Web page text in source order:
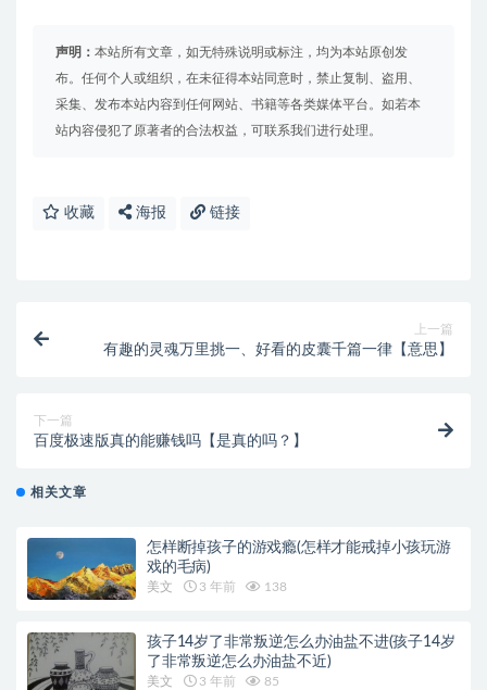
声明： 本站所有文章，如无特殊说明或标注，均为本站原创发
布。任何个人或组织，在未征得本站同意时，禁止复制、盗用、
采集、发布本站内容到任何网站、书籍等各类媒体平台。如若本
站内容侵犯了原著者的合法权益，可联系我们进行处理。
收藏 海报 链接
上一篇
有趣的灵魂万里挑一、好看的皮囊千篇一律【意思】
下一篇
百度极速版真的能赚钱吗【是真的吗？】
相关文章
怎样断掉孩子的游戏瘾(怎样才能戒掉小孩玩游
戏的毛病)
美文 3 年前 138
孩子14岁了非常叛逆怎么办油盐不进(孩子14岁
了非常叛逆怎么办油盐不近)
美文 3 年前 85